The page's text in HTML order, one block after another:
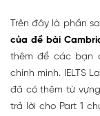
Trên đây là phần
của đề bài
thêm để các bạn
chính mình. IELTS
đã có thêm từ
trả lời cho Part 1